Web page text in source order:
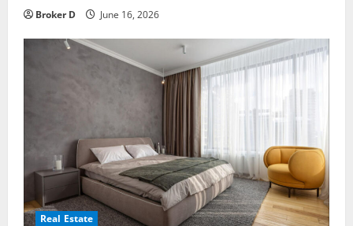
Broker D June 16, 2026
Real Estate